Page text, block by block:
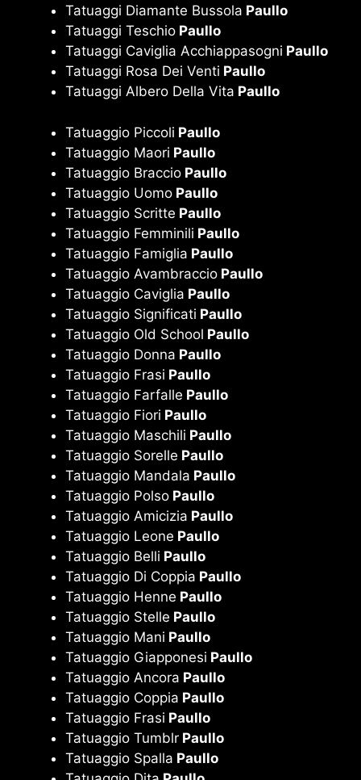
Tatuaggi Diamante Bussola Paullo
Tatuaggi Teschio Paullo
Tatuaggi Caviglia Acchiappasogni Paullo
Tatuaggi Rosa Dei Venti Paullo
Tatuaggi Albero Della Vita Paullo
Tatuaggio Piccoli Paullo
Tatuaggio Maori Paullo
Tatuaggio Braccio Paullo
Tatuaggio Uomo Paullo
Tatuaggio Scritte Paullo
Tatuaggio Femminili Paullo
Tatuaggio Famiglia Paullo
Tatuaggio Avambraccio Paullo
Tatuaggio Caviglia Paullo
Tatuaggio Significati Paullo
Tatuaggio Old School Paullo
Tatuaggio Donna Paullo
Tatuaggio Frasi Paullo
Tatuaggio Farfalle Paullo
Tatuaggio Fiori Paullo
Tatuaggio Maschili Paullo
Tatuaggio Sorelle Paullo
Tatuaggio Mandala Paullo
Tatuaggio Polso Paullo
Tatuaggio Amicizia Paullo
Tatuaggio Leone Paullo
Tatuaggio Belli Paullo
Tatuaggio Di Coppia Paullo
Tatuaggio Henne Paullo
Tatuaggio Stelle Paullo
Tatuaggio Mani Paullo
Tatuaggio Giapponesi Paullo
Tatuaggio Ancora Paullo
Tatuaggio Coppia Paullo
Tatuaggio Frasi Paullo
Tatuaggio Tumblr Paullo
Tatuaggio Spalla Paullo